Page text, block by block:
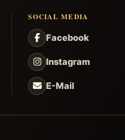
SOCIAL MEDIA
Facebook
Instagram
E-Mail